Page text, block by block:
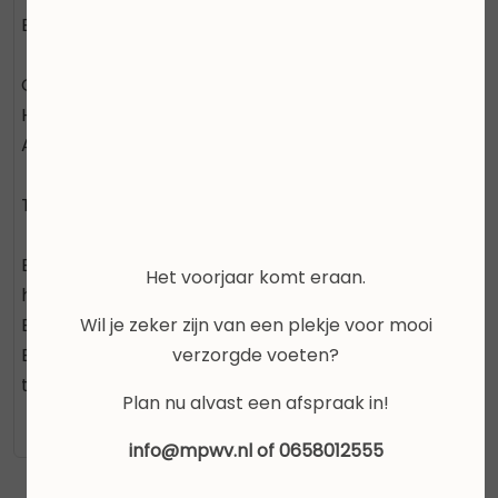
Belangrijke ingredienten:
Camphor
Hamamelis
Arnica Montana.
Toepassing:
Breng tweemaal daags de Fresh gel aan op het
hele gebied.
Bijvoorbeeld elleboog; smeer de hele arm in.
Bij vermoeide of stijve spieren om de 4 uur
toepassen
Het voorjaar komt eraan.
Wil je zeker zijn van een plekje voor mooi
verzorgde voeten?
Plan nu alvast een afspraak in!
info@mpwv.nl of 0658012555